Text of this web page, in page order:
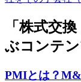
「株式交
ぶコンテ
PMIとは？